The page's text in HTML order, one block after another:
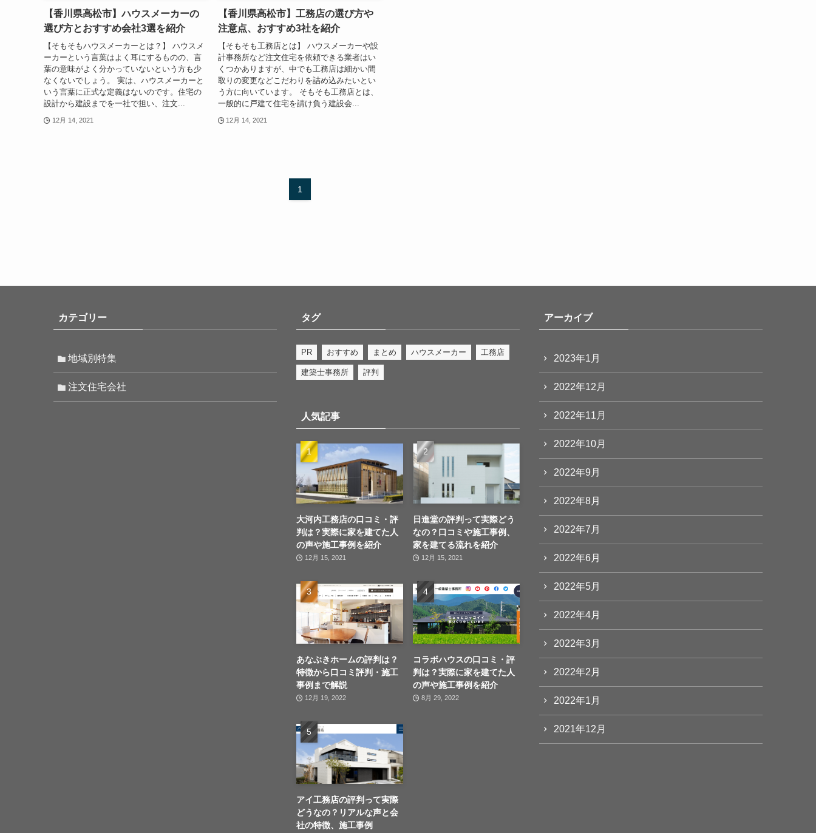
【香川県高松市】ハウスメーカーの
選び方とおすすめ会社3選を紹介
【そもそもハウスメーカーとは？】 ハウスメ
ーカーという言葉はよく耳にするものの、言
葉の意味がよく分かっていないという方も少
なくないでしょう。 実は、ハウスメーカーと
いう言葉に正式な定義はないのです。住宅の
設計から建設までを一社で担い、注文...
12月 14, 2021
【香川県高松市】工務店の選び方や
注意点、おすすめ3社を紹介
【そもそも工務店とは】 ハウスメーカーや設
計事務所など注文住宅を依頼できる業者はい
くつかありますが、中でも工務店は細かい間
取りの変更などこだわりを詰め込みたいとい
う方に向いています。 そもそも工務店とは、
一般的に戸建て住宅を請け負う建設会...
12月 14, 2021
1
カテゴリー
地域別特集
注文住宅会社
タグ
PR おすすめ まとめ ハウスメーカー 工務店
建築士事務所 評判
人気記事
大河内工務店の口コミ・評
判は？実際に家を建てた人
の声や施工事例を紹介
12月 15, 2021
日進堂の評判って実際どう
なの？口コミや施工事例、
家を建てる流れを紹介
12月 15, 2021
あなぶきホームの評判は？
特徴から口コミ評判・施工
事例まで解説
12月 19, 2022
コラボハウスの口コミ・評
判は？実際に家を建てた人
の声や施工事例を紹介
8月 29, 2022
アイ工務店の評判って実際
どうなの？リアルな声と会
社の特徴、施工事例
アーカイブ
2023年1月
2022年12月
2022年11月
2022年10月
2022年9月
2022年8月
2022年7月
2022年6月
2022年5月
2022年4月
2022年3月
2022年2月
2022年1月
2021年12月